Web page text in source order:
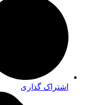
اشتراک گذاری